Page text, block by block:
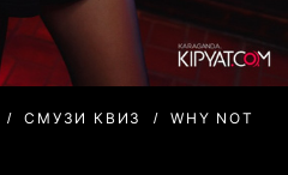
СМУЗИ КВИЗ WHY NOT